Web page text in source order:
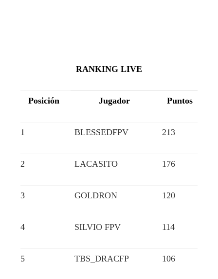
RANKING LIVE
Posición Jugador Puntos
1 BLESSEDFPV 213
2 LACASITO 176
3 GOLDRON 120
4 SILVIO FPV 114
5 TBS_DRACFP 106